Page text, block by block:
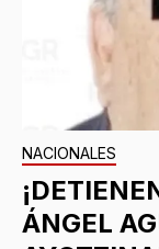
NACIONALES
ÁNGEL